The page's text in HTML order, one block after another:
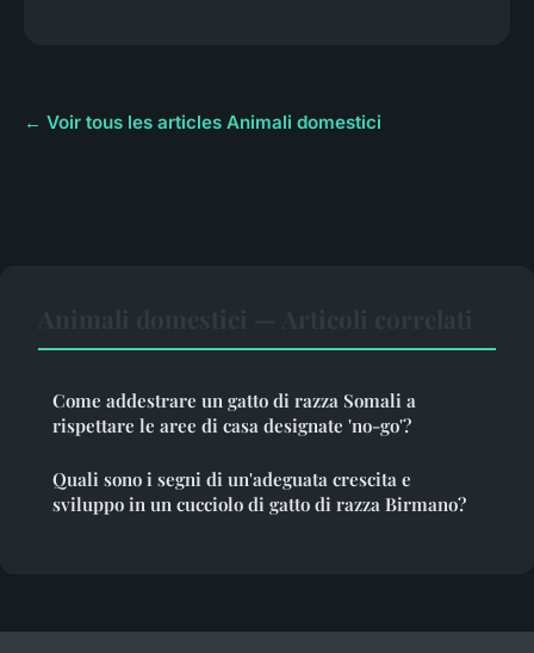
← Voir tous les articles Animali domestici
Come addestrare un gatto di razza Somali a
rispettare le aree di casa designate 'no-go'?
Quali sono i segni di un'adeguata crescita e
sviluppo in un cucciolo di gatto di razza Birmano?